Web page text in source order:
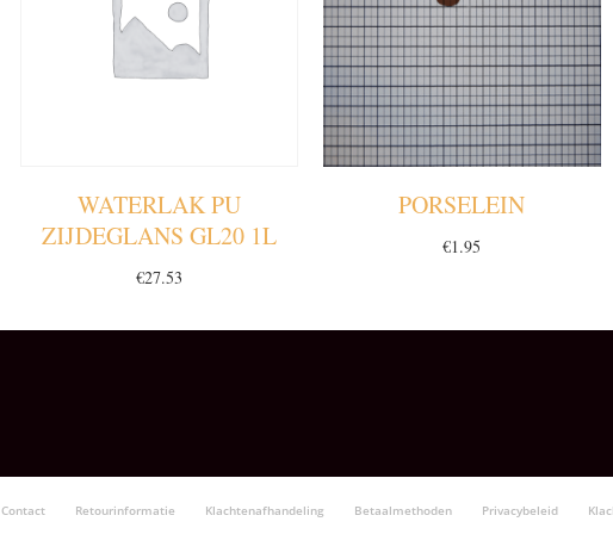
WATERLAK PU
ZIJDEGLANS GL20 1L
€27.53
PORSELEIN
€1.95
Contact Retourinformatie Klachtenafhandeling Betaalmethoden Privacybeleid